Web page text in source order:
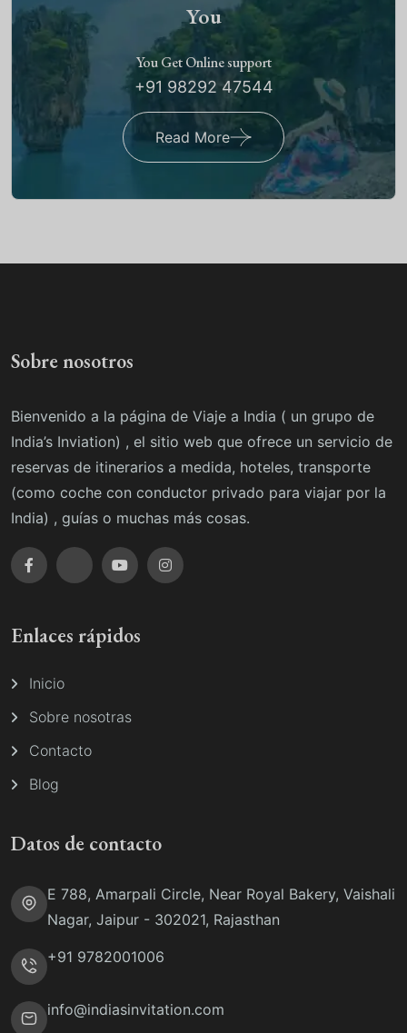
You
You Get Online support
+91 98292 47544
Read More
Sobre nosotros
Bienvenido a la página de Viaje a India ( un grupo de
India’s Inviation) , el sitio web que ofrece un servicio de
reservas de itinerarios a medida, hoteles, transporte
(como coche con conductor privado para viajar por la
India) , guías o muchas más cosas.
Enlaces rápidos
Inicio
Sobre nosotras
Contacto
Blog
Datos de contacto
E 788, Amarpali Circle, Near Royal Bakery, Vaishali
Nagar, Jaipur - 302021, Rajasthan
+91 9782001006
info@indiasinvitation.com